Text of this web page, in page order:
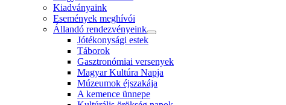
Kiadványaink
Események meghívói
Állandó rendezvényeink
Jótékonysági estek
Táborok
Gasztronómiai versenyek
Magyar Kultúra Napja
Múzeumok éjszakája
A kemence ünnepe